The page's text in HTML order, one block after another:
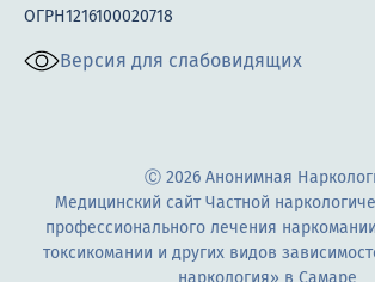
ОГРН1216100020718
Версия для слабовидящих
Ⓒ 2026 Анонимная
Медицинский сайт Частной
профессионального лечения
токсикомании и других видов